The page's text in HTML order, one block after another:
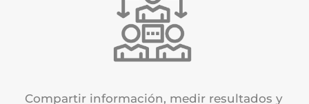
Compartir información, medir resultados y